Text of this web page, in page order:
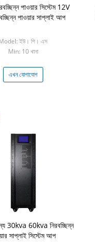
পাওয়ার সিস্টেম 12V
পাওয়ার সাপ্লাই আপ
ইউ। পি। এস
Min: 10 খানা
এখন যোগাযোগ
30kva 60kva নিরবচ্ছিন্ন
সাপ্লাই সিস্টেম আপ